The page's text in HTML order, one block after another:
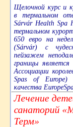
Щелочной курс и
в термальном
Sárvár Health Spa
термальном
650 евро на
(Sárvár) с
пейзажем
границы является
Ассоциации
Spas of Europe)
качества
Лечение
санаторий
Терм»